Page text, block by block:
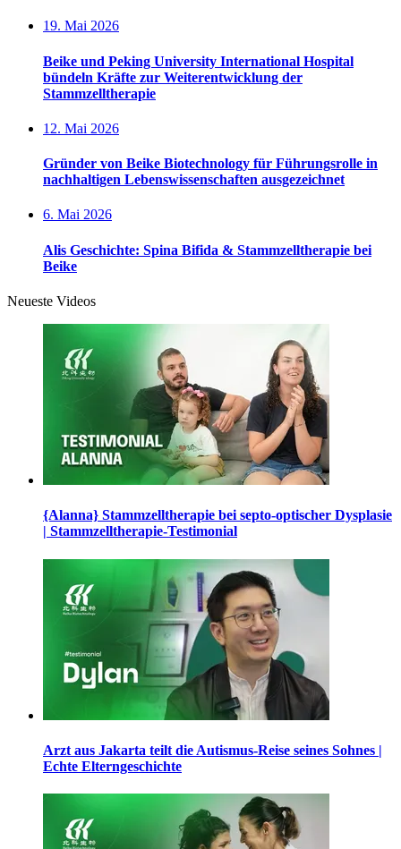
19. Mai 2026
Beike und Peking University International Hospital
bündeln Kräfte zur Weiterentwicklung der
Stammzelltherapie
12. Mai 2026
Gründer von Beike Biotechnology für Führungsrolle in
nachhaltigen Lebenswissenschaften ausgezeichnet
6. Mai 2026
Alis Geschichte: Spina Bifida & Stammzelltherapie bei
Beike
Neueste Videos
{Alanna} Stammzelltherapie bei septo-optischer Dysplasie
| Stammzelltherapie-Testimonial
Arzt aus Jakarta teilt die Autismus-Reise seines Sohnes |
Echte Elterngeschichte